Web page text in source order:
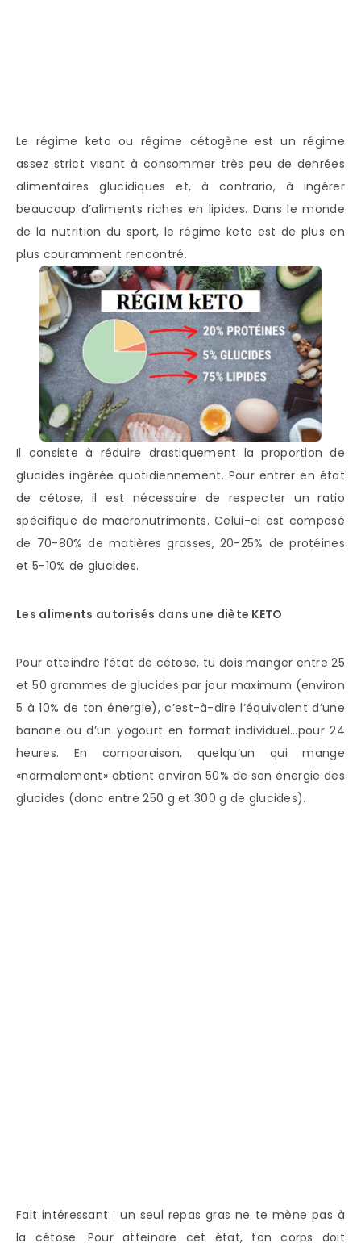
Le régime keto ou régime cétogène est un régime
assez strict visant à consommer très peu de denrées
alimentaires glucidiques et, à contrario, à ingérer
beaucoup d’aliments riches en lipides. Dans le monde
de la nutrition du sport, le régime keto est de plus en
plus couramment rencontré.
Il consiste à réduire drastiquement la proportion de
glucides ingérée quotidiennement. Pour entrer en état
de cétose, il est nécessaire de respecter un ratio
spécifique de macronutriments. Celui-ci est composé
de 70-80% de matières grasses, 20-25% de protéines
et 5-10% de glucides.
Les aliments autorisés dans une diète KETO
Pour atteindre l’état de cétose, tu dois manger entre 25
et 50 grammes de glucides par jour maximum (environ
5 à 10% de ton énergie), c’est-à-dire l’équivalent d’une
banane ou d’un yogourt en format individuel…pour 24
heures. En comparaison, quelqu’un qui mange
«normalement» obtient environ 50% de son énergie des
glucides (donc entre 250 g et 300 g de glucides).
Fait intéressant : un seul repas gras ne te mène pas à
la cétose. Pour atteindre cet état, ton corps doit